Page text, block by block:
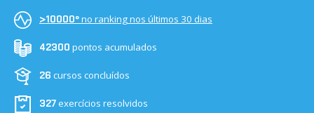
>10000ºno ranking nos últimos 30 dias
42300 pontos acumulados
26 cursos concluídos
327exercícios resolvidos